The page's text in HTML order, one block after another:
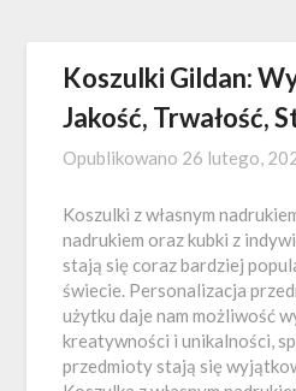
Koszulki Gildan:
Jakość, Trwałość,
Opublikowano 26 lutego,
Koszulki z własnym
nadrukiem oraz kubki z
stają się coraz bardziej
świecie. Personalizacja
użytku daje nam możliwość
kreatywności i unikalności,
przedmioty stają się